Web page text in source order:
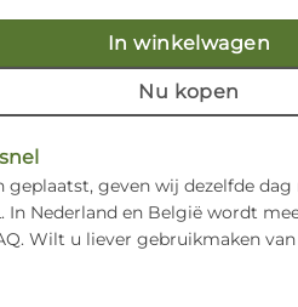
In winkelwagen
Nu kopen
geven wij dezelfde
Nederland en België wordt
Wilt u liever gebruikmaken